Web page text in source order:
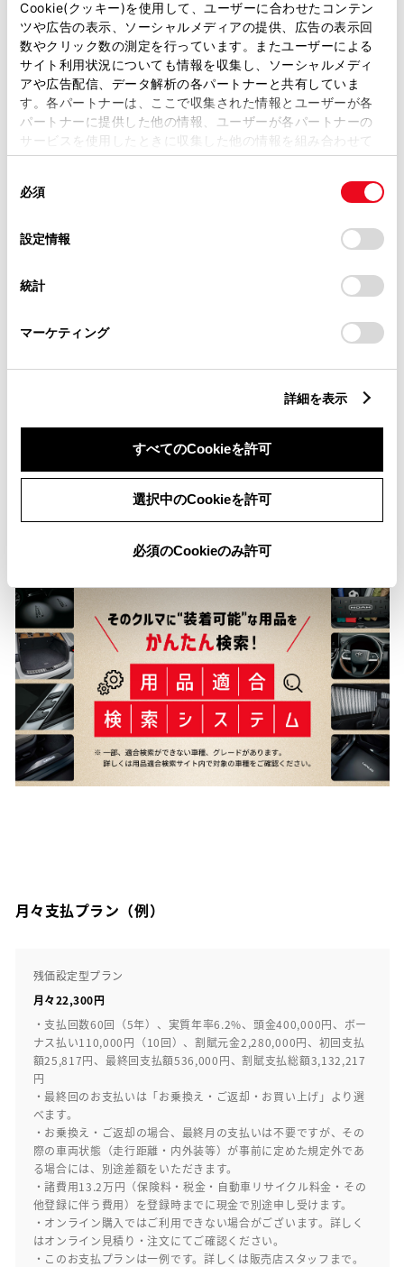
Cookie(クッキー)を使用して、ユーザーに合わせたコンテン
ツや広告の表示、ソーシャルメディアの提供、広告の表示回
数やクリック数の測定を行っています。またユーザーによる
サイト利用状況についても情報を収集し、ソーシャルメディ
アや広告配信、データ解析の各パートナーと共有していま
す。各パートナーは、ここで収集された情報とユーザーが各
パートナーに提供した他の情報、ユーザーが各パートナーの
サービスを使用したときに収集した他の情報を組み合わせて
使用することがあります。当ウェブサイトの使用を続行する
デバイスにすべてのCookie(クッキー)が保存されることに同
意したことになります。Cookie(クッキー)のオプトアウト、
設定の変更、同意を撤回したりするにあたっては、当社の
「Cookie（クッキー）情報の取り扱いについて
」をご覧くだ
必須
設定情報
統計
マーケティング
詳細を表示
すべてのCookieを許可
選択中のCookieを許可
必須のCookieのみ許可
外装
内装
その他
車台番号（下3桁）【886】
※ 「定期点検整備なし(要整備箇所あり)」の場合、整備箇所につきまし
ては、販売店へお問い合わせください。
※ 「修復歴あり」の場合、修復部位の詳細につきましては、販売店へお
問い合わせください。
※ 「車検整備付」の場合、車検の有効期限が切れているため、納車時ま
月々支払プラン（例）
残価設定型プラン
月々22,300円
・支払回数60回（5年）、実質年率6.2%、頭金400,000円、ボー
ナス払い110,000円（10回）、割賦元金2,280,000円、初回支払
額25,817円、最終回支払額536,000円、割賦支払総額3,132,217
円
・最終回のお支払いは「お乗換え・ご返却・お買い上げ」より選
べます。
・お乗換え・ご返却の場合、最終月の支払いは不要ですが、その
際の車両状態（走行距離・内外装等）が事前に定めた規定外であ
る場合には、別途差額をいただきます。
・諸費用13.2万円（保険料・税金・自動車リサイクル料金・その
他登録に伴う費用）を登録時までに現金で別途申し受けます。
・オンライン購入ではご利用できない場合がございます。詳しく
はオンライン見積り・注文にてご確認ください。
・このお支払プランは一例です。詳しくは販売店スタッフまで。